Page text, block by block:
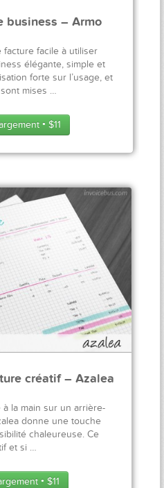
business – Armo
facile à utiliser
élégante, simple et
forte sur l’usage, et
mises …
● $11
créatif – Azalea
la main sur un arrière-
donne une touche
chaleureuse. Ce
et si …
● $11